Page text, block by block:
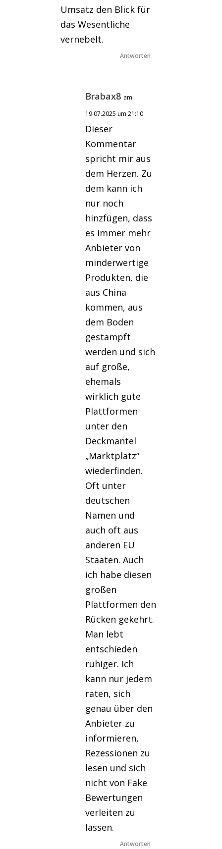
Umsatz den Blick für
das Wesentliche
vernebelt.
Antworten
Brabax8 am
19.07.2025 um 21:10
Dieser
Kommentar
spricht mir aus
dem Herzen. Zu
dem kann ich
nur noch
hinzfügen, dass
es immer mehr
Anbieter von
minderwertige
Produkten, die
aus China
kommen, aus
dem Boden
gestampft
werden und sich
auf große,
ehemals
wirklich gute
Plattformen
unter den
Deckmantel
„Marktplatz“
wiederfinden.
Oft unter
deutschen
Namen und
auch oft aus
anderen EU
Staaten. Auch
ich habe diesen
großen
Plattformen den
Rücken gekehrt.
Man lebt
entschieden
ruhiger. Ich
kann nur jedem
raten, sich
genau über den
Anbieter zu
informieren,
Rezessionen zu
lesen und sich
nicht von Fake
Bewertungen
verleiten zu
lassen.
Antworten